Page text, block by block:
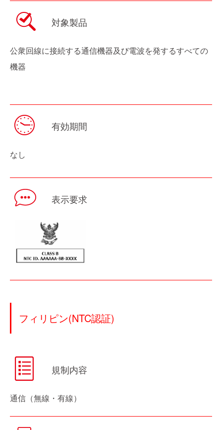
対象製品
公衆回線に接続する通信機器及び電波を発するすべての
機器
有効期間
なし
表示要求
フィリピン(NTC認証)
規制内容
通信（無線・有線）